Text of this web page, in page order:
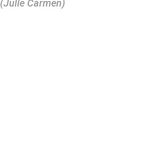
(Julie Carmen)